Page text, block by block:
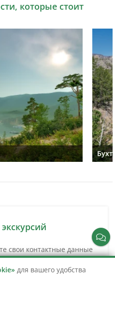
которые стоит
свои контактные данные
подбора идеальной
для вашего удобства